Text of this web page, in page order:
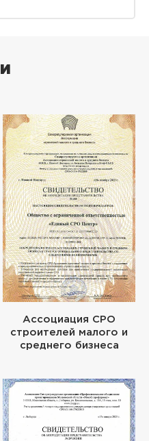
и
Ассоциация СРО
строителей малого и
среднего бизнеса